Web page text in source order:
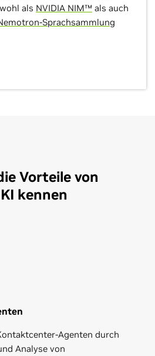
als NVIDIA NIM™ als auch
Sprachsammlung
Vorteile von
kennen
Agenten durch
Analyse von